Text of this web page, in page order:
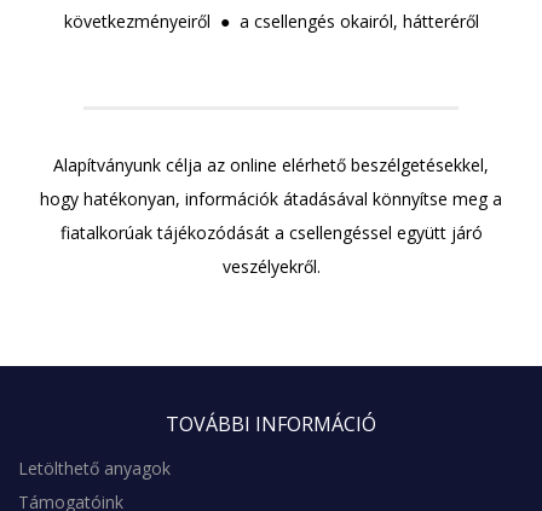
következményeiről ● a csellengés okairól, hátteréről
Alapítványunk célja az online elérhető beszélgetésekkel,
hogy hatékonyan, információk átadásával könnyítse meg a
fiatalkorúak tájékozódását a csellengéssel együtt járó
veszélyekről.
TOVÁBBI INFORMÁCIÓ
Letölthető anyagok
Támogatóink